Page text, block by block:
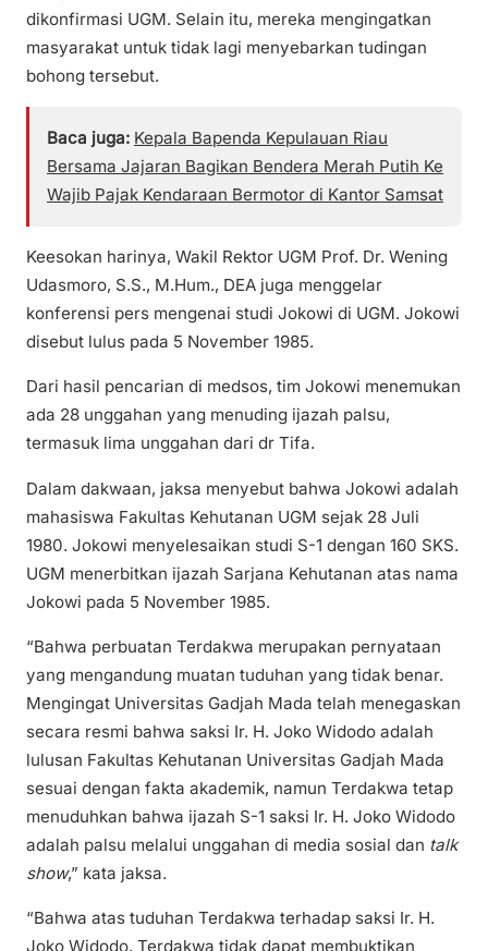
dikonfirmasi UGM. Selain itu, mereka mengingatkan
masyarakat untuk tidak lagi menyebarkan tudingan
bohong tersebut.
Baca juga: Kepala Bapenda Kepulauan Riau
Bersama Jajaran Bagikan Bendera Merah Putih Ke
Wajib Pajak Kendaraan Bermotor di Kantor Samsat
Keesokan harinya, Wakil Rektor UGM Prof. Dr. Wening
Udasmoro, S.S., M.Hum., DEA juga menggelar
konferensi pers mengenai studi Jokowi di UGM. Jokowi
disebut lulus pada 5 November 1985.
Dari hasil pencarian di medsos, tim Jokowi menemukan
ada 28 unggahan yang menuding ijazah palsu,
termasuk lima unggahan dari dr Tifa.
Dalam dakwaan, jaksa menyebut bahwa Jokowi adalah
mahasiswa Fakultas Kehutanan UGM sejak 28 Juli
1980. Jokowi menyelesaikan studi S-1 dengan 160 SKS.
UGM menerbitkan ijazah Sarjana Kehutanan atas nama
Jokowi pada 5 November 1985.
“Bahwa perbuatan Terdakwa merupakan pernyataan
yang mengandung muatan tuduhan yang tidak benar.
Mengingat Universitas Gadjah Mada telah menegaskan
secara resmi bahwa saksi Ir. H. Joko Widodo adalah
lulusan Fakultas Kehutanan Universitas Gadjah Mada
sesuai dengan fakta akademik, namun Terdakwa tetap
menuduhkan bahwa ijazah S-1 saksi Ir. H. Joko Widodo
adalah palsu melalui unggahan di media sosial dan talk
show,” kata jaksa.
“Bahwa atas tuduhan Terdakwa terhadap saksi Ir. H.
Joko Widodo, Terdakwa tidak dapat membuktikan